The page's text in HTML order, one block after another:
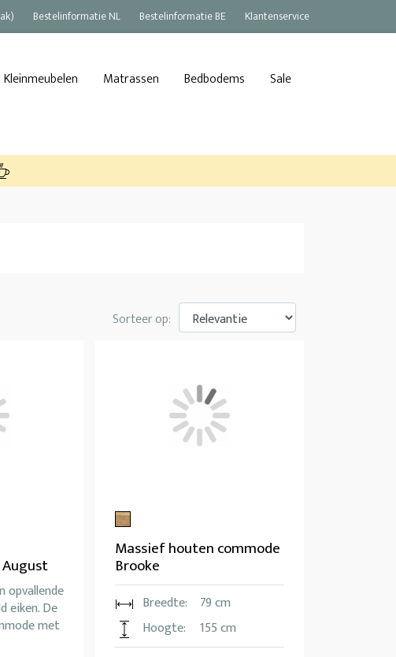
Bestelinformatie NL Bestelinformatie BE Klantenservice
Kleinmeubelen Matrassen Bedbodems Sale
Sorteer op:
opvallende
eiken. De
met
Massief houten commode
Brooke
Breedte:
79 cm
Hoogte:
155 cm